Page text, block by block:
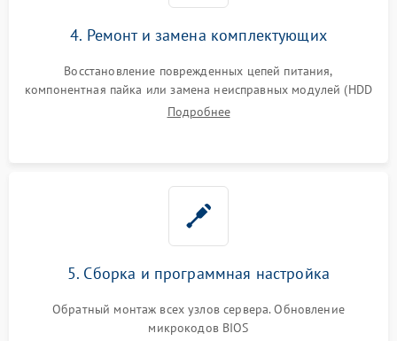
4. Ремонт и замена комплектующих
Восстановление поврежденных цепей питания,
компонентная пайка или замена неисправных модулей (HDD
Подробнее
5. Сборка и программная настройка
Обратный монтаж всех узлов сервера. Обновление
микрокодов BIOS